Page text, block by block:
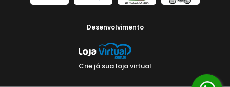
Desenvolvimento
Crie já sua loja virtual